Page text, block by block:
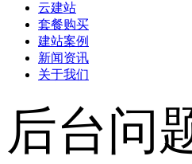
云建站
套餐购买
建站案例
新闻资讯
关于我们
后台问